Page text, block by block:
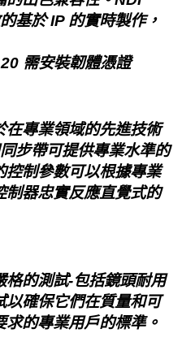
基於 IP 的實時製作，
需安裝韌體憑證
在專業領域的先進技術
步帶可提供專業水準的
控制參數可以根據專業
制器忠實反應直覺式的
格的測試-包括鏡頭耐用
以確保它們在質量和可
的專業用戶的標準。